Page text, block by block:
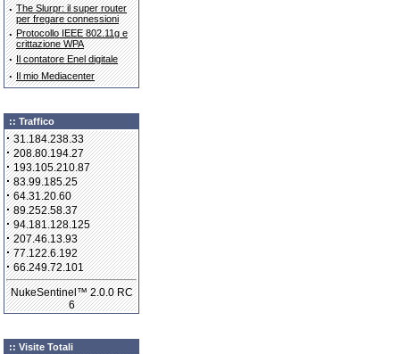
· The Slurpr: il super router
per fregare connessioni
· Protocollo IEEE 802.11g e
crittazione WPA
· Il contatore Enel digitale
· Il mio Mediacenter
:: Traffico
·31.184.238.33
·208.80.194.27
·193.105.210.87
·83.99.185.25
·64.31.20.60
·89.252.58.37
·94.181.128.125
·207.46.13.93
·77.122.6.192
·66.249.72.101
NukeSentinel™ 2.0.0 RC
6
:: Visite Totali